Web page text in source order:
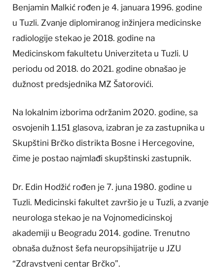
Benjamin Malkić rođen je 4. januara 1996. godine
u Tuzli. Zvanje diplomiranog inžinjera medicinske
radiologije stekao je 2018. godine na
Medicinskom fakultetu Univerziteta u Tuzli. U
periodu od 2018. do 2021. godine obnašao je
dužnost predsjednika MZ Šatorovići.
Na lokalnim izborima održanim 2020. godine, sa
osvojenih 1.151 glasova, izabran je za zastupnika u
Skupštini Brčko distrikta Bosne i Hercegovine,
čime je postao najmlađi skupštinski zastupnik.
Dr. Edin Hodžić rođen je 7. juna 1980. godine u
Tuzli. Medicinski fakultet završio je u Tuzli, a zvanje
neurologa stekao je na Vojnomedicinskoj
akademiji u Beogradu 2014. godine. Trenutno
obnaša dužnost šefa neuropsihijatrije u JZU
“Zdravstveni centar Brčko”.